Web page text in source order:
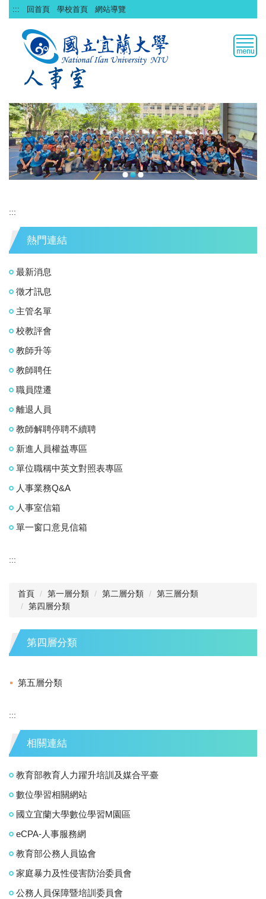
跳
到
::: 回首頁 學校首頁 網站導覽
:::
熱門連結
最新消息
徵才訊息
主管名單
校教評會
教師升等
教師聘任
職員陞遷
離退人員
教師解聘停聘不續聘
新進人員權益專區
單位職稱中英文對照表專區
人事業務Q&A
人事室信箱
單一窗口意見信箱
:::
首頁 第一層分類 第二層分類
第三層分類
第四層分類
第四層分類
第五層分類
:::
相關連結
教育部教育人力躍升培訓及媒合平臺
數位學習相關網站
國立宜蘭大學數位學習M園區
eCPA-人事服務網
教育部公務人員協會
家庭暴力及性侵害防治委員會
公務人員保障暨培訓委員會